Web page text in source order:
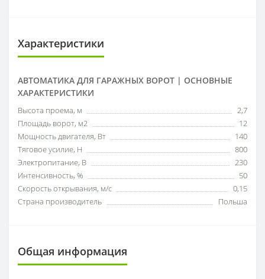
Характеристики
АВТОМАТИКА ДЛЯ ГАРАЖНЫХ ВОРОТ | ОСНОВНЫЕ
ХАРАКТЕРИСТИКИ
Высота проема, м
2,7
Площадь ворот, м2
12
Мощность двигателя, Вт
140
Тяговое усилие, Н
800
Электропитание, В
230
Интенсивность, %
50
Скорость открывания, м/с
0,15
Страна производитель
Польша
Общая информация